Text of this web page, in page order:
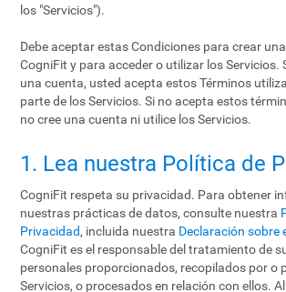
los "Servicios").
Debe aceptar estas Condiciones para crear
CogniFit y para acceder o utilizar los Servicios.
una cuenta, usted acepta estos Términos
parte de los Servicios. Si no acepta estos
no cree una cuenta ni utilice los Servicios.
1. Lea nuestra Política de
CogniFit respeta su privacidad. Para obtener
nuestras prácticas de datos, consulte nuestra
Privacidad, incluida nuestra Declaración sobre
CogniFit es el responsable del tratamiento de
personales proporcionados, recopilados por o
Servicios, o procesados en relación con ellos.